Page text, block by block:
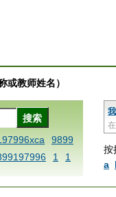
或教师姓名）
按
a
9899
1
1